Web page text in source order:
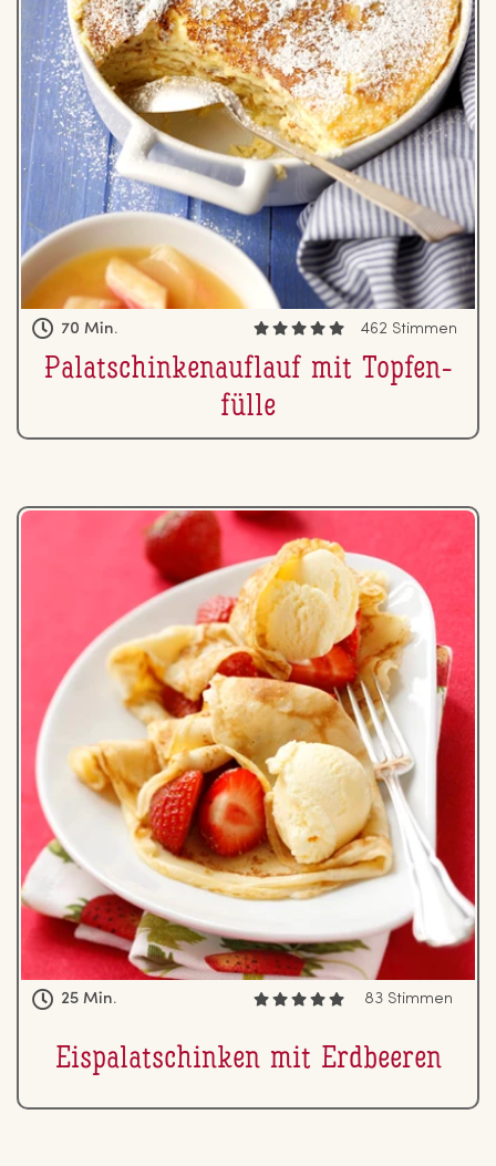
70 Min. 462 Stimmen
Pa­la­tschin­ken­auf­lauf mit Top­fen­
fül­le
25 Min. 83 Stimmen
Eis­pa­la­tschin­ken mit Erdbeeren